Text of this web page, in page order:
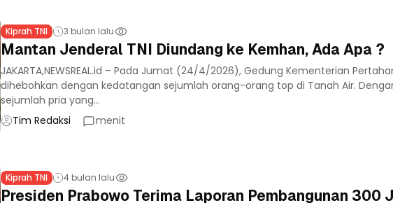
Kiprah TNI 3 bulan lalu
Mantan Jenderal TNI Diundang ke Kemhan, Ada Apa ?
JAKARTA,NEWSREAL.id – Pada Jumat (24/4/2026), Gedung Kementerian
dihebohkan dengan kedatangan sejumlah orang-orang top di Tanah Air.
sejumlah pria yang...
Tim Redaksi
menit
Kiprah TNI 4 bulan lalu
Presiden Prabowo Terima Laporan Pembangunan 300